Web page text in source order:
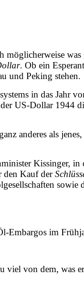
was
. Ob ein
und Peking stehen.
in das Jahr
US-Dollar 1944
anderes als
Kissinger, in
den Kauf der
sowie
Embargos im
viel von dem, was